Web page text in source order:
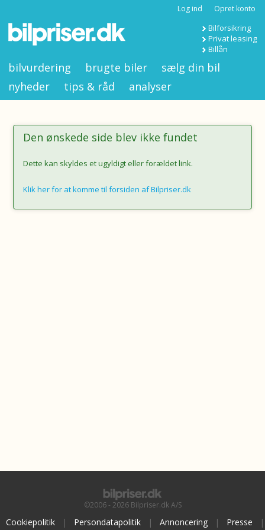
Log ind Opret konto
Bilforsikring
Privat leasing
Billån
bilvurdering brugte biler
sælg din bil
nyheder
tips & råd analyser
Den ønskede side blev ikke fundet
Dette kan skyldes et ugyldigt eller forældet link.
Klik her for at komme til forsiden af Bilpriser.dk
©2006 - 2026 Bilpriser.dk A/S
Cookiepolitik | Persondatapolitik | Annoncering | Presse
|